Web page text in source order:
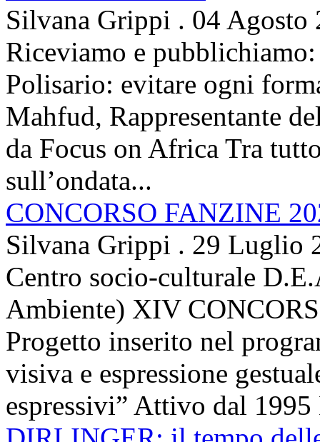
Silvana Grippi . 04 Agosto
Riceviamo e
Polisario: evitare ogni
Mahfud, Rappresentante
da Focus on Africa Tra
sull’ondata...
CONCORSO FANZINE
Silvana Grippi . 29 Luglio
Centro socio-culturale
Ambiente) XIV
Progetto inserito nel
visiva e espressione
espressivi” Attivo dal 1995